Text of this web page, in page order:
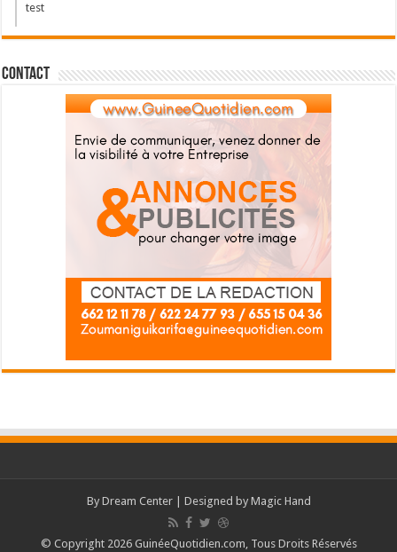
test
Contact
By Dream Center| Designed by Magic Hand
© Copyright 2026 GuinéeQuotidien.com, Tous Droits Réservés